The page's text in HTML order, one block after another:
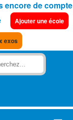
encore de compte
Ajouter une école
exos